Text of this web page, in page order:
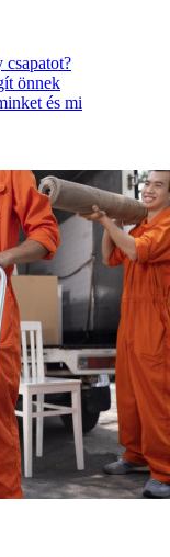
csapatot?
önnek
és mi